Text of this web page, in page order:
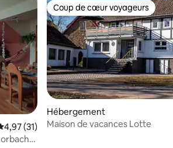
appréciés
moyenne sur la base de 31
4,97 (31)
Coup de cœur voyageurs
Coup de cœur voyageurs
Hébergement
Maison de vacances Lotte